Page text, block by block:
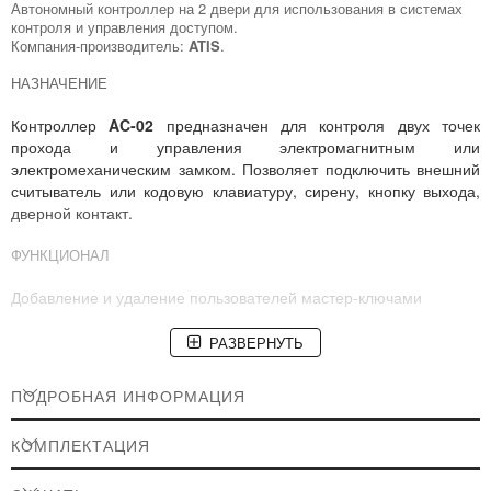
Автономный контроллер на 2 двери для использования в системах
контроля и управления доступом.
Компания-производитель: ATIS.
НАЗНАЧЕНИЕ
КонтроллерAC-02 предназначен для контроля двух точек
прохода и управления электромагнитным или
электромеханическим замком. Позволяет подключить внешний
считыватель или кодовую клавиатуру, сирену, кнопку выхода,
дверной контакт.
ФУНКЦИОНАЛ
Добавление и удаление пользователей мастер-ключами
Два реле NO/NC/COM для подключения исполнительных
устройств (электрозамков)
Настройки контроллера осуществляются с помощью входящего
Светодиодная индикация состояния работы
РАЗВЕРНУТЬ
ПОДРОБНАЯ ИНФОРМАЦИЯ
КОМПЛЕКТАЦИЯ